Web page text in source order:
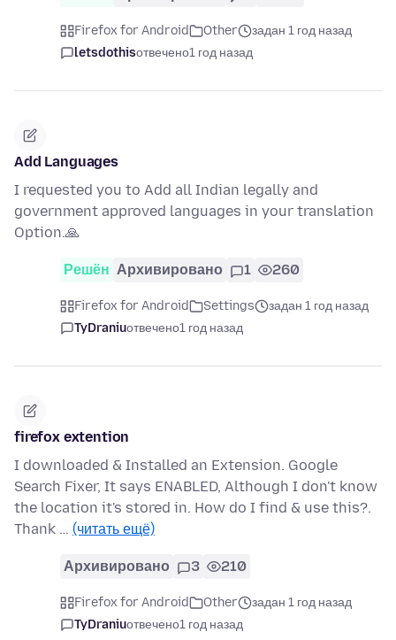
Firefox for Android Other
задан 1 год назад
letsdothisотвечено1 год назад
Add Languages
I requested you to Add all Indian legally and
government approved languages in your translation
Option.🙏
Решён Архивировано 1 260
Firefox for Android Settings
задан 1 год назад
TyDraniuотвечено1 год назад
firefox extention
I downloaded & Installed an Extension. Google
Search Fixer, It says ENABLED, Although I don't know
the location it's stored in. How do I find & use this?.
Thank … (читать ещё)
Архивировано 3 210
Firefox for Android Other
задан 1 год назад
TyDraniuотвечено1 год назад